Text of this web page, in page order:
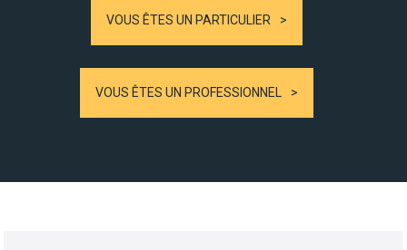
VOUS ÊTES UN PARTICULIER
VOUS ÊTES UN PROFESSIONNEL